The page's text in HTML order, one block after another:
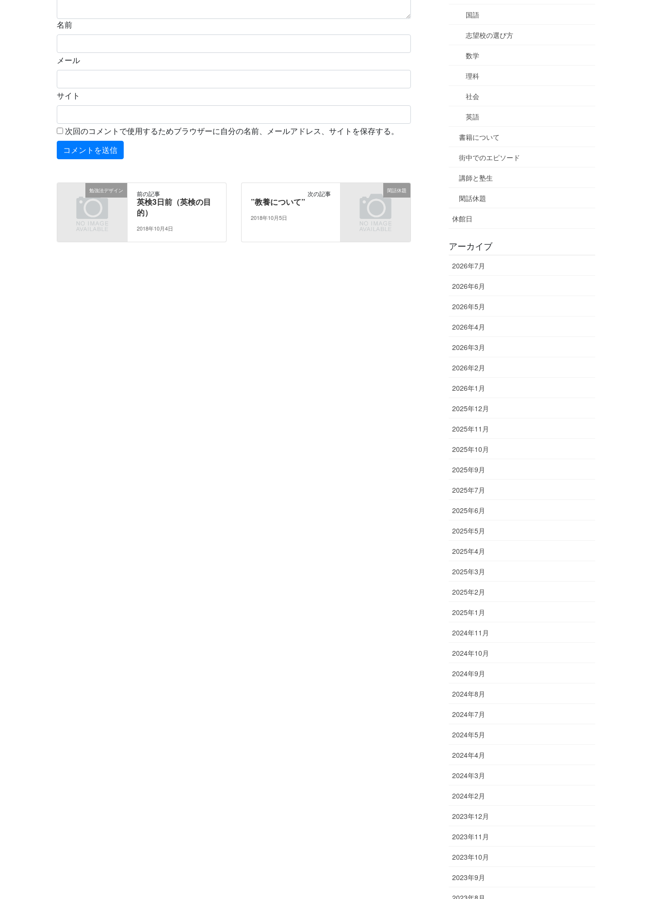
名前
メール
サイト
次回のコメントで使用するためブラウザーに自分の名前、メールアドレス、サイトを保存する。
勉強法デザイン 前の記事
英検3日前（英検の目
的）
2018年10月4日
閑話休題
次の記事
”教養について”
2018年10月5日
国語
志望校の選び方
数学
理科
社会
英語
書籍について
街中でのエピソード
講師と塾生
閑話休題
休館日
アーカイブ
2026年7月
2026年6月
2026年5月
2026年4月
2026年3月
2026年2月
2026年1月
2025年12月
2025年11月
2025年10月
2025年9月
2025年7月
2025年6月
2025年5月
2025年4月
2025年3月
2025年2月
2025年1月
2024年11月
2024年10月
2024年9月
2024年8月
2024年7月
2024年5月
2024年4月
2024年3月
2024年2月
2023年12月
2023年11月
2023年10月
2023年9月